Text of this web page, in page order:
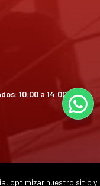
10:00 a 14:00 hrs
optimizar nuestro sitio y